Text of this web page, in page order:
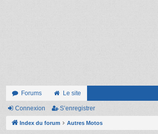
Forums Le site
Connexion S’enregistrer
Index du forum Autres Motos